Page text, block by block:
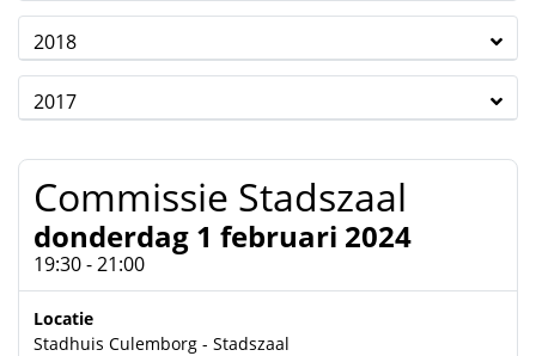
2018
2017
Commissie Stadszaal
donderdag 1 februari 2024
19:30 - 21:00
Locatie
Stadhuis Culemborg - Stadszaal